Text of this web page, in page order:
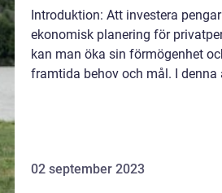
Introduktion: Att investera
ekonomisk planering för
kan man öka sin förmögenhet
framtida behov och mål. I
02 september 2023